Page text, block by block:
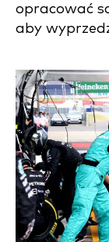
opracować
aby